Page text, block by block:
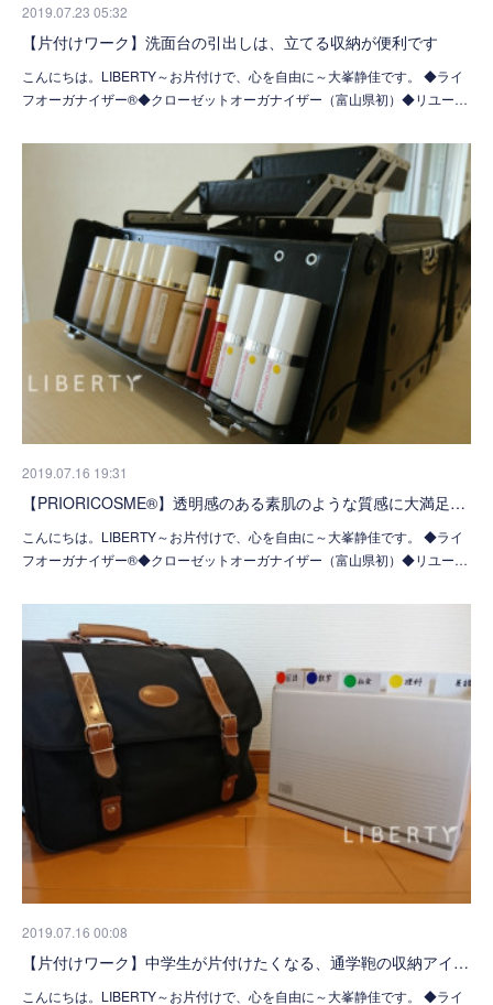
2019.07.23 05:32
【片付けワーク】洗面台の引出しは、立てる収納が便利です
こんにちは。LIBERTY～お片付けで、心を自由に～大峯静佳です。 ◆ライ
フオーガナイザー®◆クローゼットオーガナイザー（富山県初）◆リユー…
2019.07.16 19:31
【PRIORICOSME®】透明感のある素肌のような質感に大満足…
こんにちは。LIBERTY～お片付けで、心を自由に～大峯静佳です。 ◆ライ
フオーガナイザー®◆クローゼットオーガナイザー（富山県初）◆リユー…
2019.07.16 00:08
【片付けワーク】中学生が片付けたくなる、通学鞄の収納アイ…
こんにちは。LIBERTY～お片付けで、心を自由に～大峯静佳です。 ◆ライ